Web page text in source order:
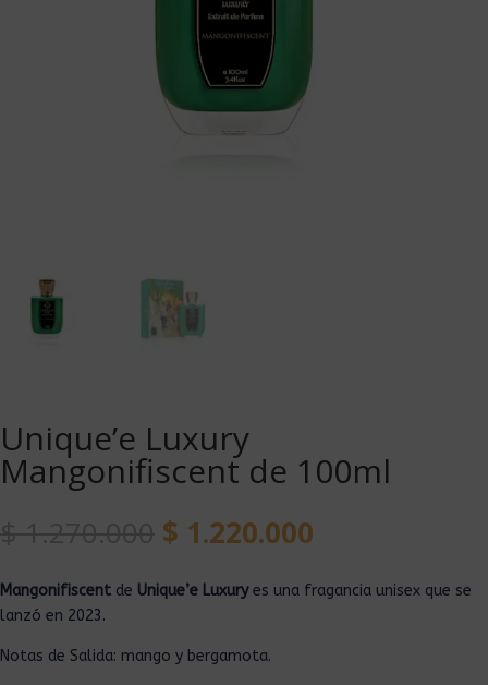
Unique’e Luxury
Mangonifiscent de 100ml
$ 1.220.000
Mangonifiscent de Unique’e Luxuryes una fragancia unisex que se
lanzó en 2023.
Notas de Salida: mango y bergamota.